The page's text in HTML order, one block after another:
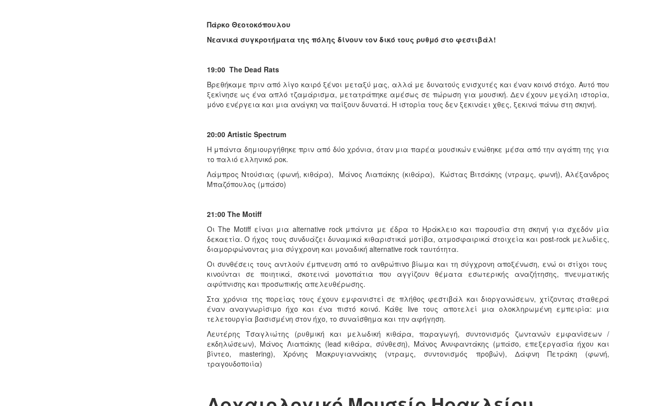
Πάρκο Θεοτοκόπουλου
Νεανικά συγκροτήματα της πόλης δίνουν τον δικό τους ρυθμό στο φεστιβάλ!
19:00 The Dead Rats
Βρεθήκαμε πριν από λίγο καιρό ξένοι μεταξύ μας, αλλά με δυνατούς ενισχυτές και έναν κοινό στόχο. Αυτό που
ξεκίνησε ως ένα απλό τζαμάρισμα, μετατράπηκε αμέσως σε πώρωση για μουσική. Δεν έχουν μεγάλη ιστορία,
μόνο ενέργεια και μια ανάγκη να παίξουν δυνατά. Η ιστορία τους δεν ξεκινάει χθες, ξεκινά πάνω στη σκηνή.
20:00 Artistic Spectrum
Η μπάντα δημιουργήθηκε πριν από δύο χρόνια, όταν μια παρέα μουσικών ενώθηκε μέσα από την αγάπη της για
το παλιό ελληνικό ροκ.
Λάμπρος Ντούσιας (φωνή, κιθάρα), Μάνος Λιαπάκης (κιθάρα), Κώστας Βιτσάκης (ντραμς, φωνή), Αλέξανδρος
Μπαζόπουλος (μπάσο)
21:00 The Motiff
Οι The Motiff είναι μια alternative rock μπάντα με έδρα το Ηράκλειο και παρουσία στη σκηνή για σχεδόν μία
δεκαετία. Ο ήχος τους συνδυάζει δυναμικά κιθαριστικά μοτίβα, ατμοσφαιρικά στοιχεία και post‐rock μελωδίες,
διαμορφώνοντας μια σύγχρονη και μοναδική alternative rock ταυτότητα.
Οι συνθέσεις τους αντλούν έμπνευση από το ανθρώπινο βίωμα και τη σύγχρονη αποξένωση, ενώ οι στίχοι τους
κινούνται σε ποιητικά, σκοτεινά μονοπάτια που αγγίζουν θέματα εσωτερικής αναζήτησης, πνευματικής
αφύπνισης και προσωπικής απελευθέρωσης.
Στα χρόνια της πορείας τους έχουν εμφανιστεί σε πλήθος φεστιβάλ και διοργανώσεων, χτίζοντας σταθερά
έναν αναγνωρίσιμο ήχο και ένα πιστό κοινό. Κάθε live τους αποτελεί μια ολοκληρωμένη εμπειρία: μια
τελετουργία βασισμένη στον ήχο, το συναίσθημα και την αφήγηση.
Λευτέρης Τσαγλιώτης (ρυθμική και μελωδική κιθάρα, παραγωγή, συντονισμός ζωντανών εμφανίσεων /
εκδηλώσεων), Μάνος Λιαπάκης (lead κιθάρα, σύνθεση), Μάνος Ανυφαντάκης (μπάσο, επεξεργασία ήχου και
βίντεο, mastering), Χρόνης Μακρυγιαννάκης (ντραμς, συντονισμός προβών), Δάφνη Πετράκη (φωνή,
τραγουδοποιία)